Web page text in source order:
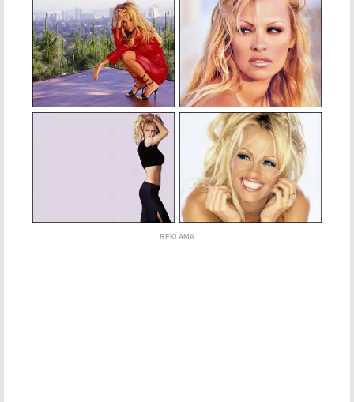
REKLAMA